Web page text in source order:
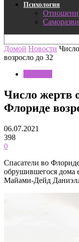
Психология
Домой Новости
возросло до 32
Число жертв
Флориде
06.07.2021
398
0
Спасатели во
обрушившегося дома
Майами-Дейд